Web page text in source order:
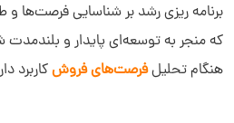
برنامه ریزی رشد بر شناسایی فرصت‌ها و
که منجر به توسعه‌ای پایدار و
هنگام تحلیلفرصت‌های فروشکاربرد